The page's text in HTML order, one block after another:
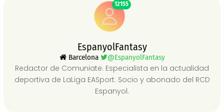
12155
EspanyolFantasy
Barcelona @EspanyolFantasy
Redactor de Comuniate. Especialista en la actualidad
deportiva de LaLiga EASport. Socio y abonado del RCD
Espanyol.